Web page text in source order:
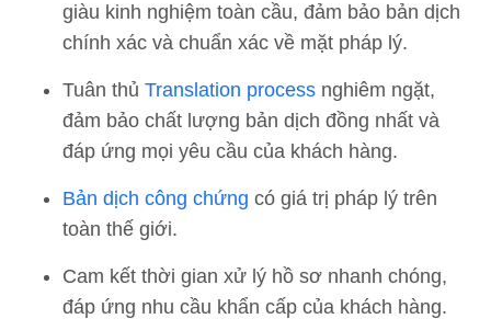
giàu kinh nghiệm toàn cầu, đảm bảo bản dịch
chính xác và chuẩn xác về mặt pháp lý.
Tuân thủ Translation process nghiêm ngặt,
đảm bảo chất lượng bản dịch đồng nhất và
đáp ứng mọi yêu cầu của khách hàng.
Bản dịch công chứng có giá trị pháp lý trên
toàn thế giới.
Cam kết thời gian xử lý hồ sơ nhanh chóng,
đáp ứng nhu cầu khẩn cấp của khách hàng.